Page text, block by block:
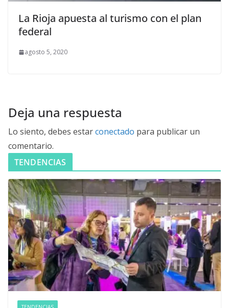
La Rioja apuesta al turismo con el plan
federal
agosto 5, 2020
Deja una respuesta
Lo siento, debes estarconectado para publicar un
comentario.
TENDENCIAS